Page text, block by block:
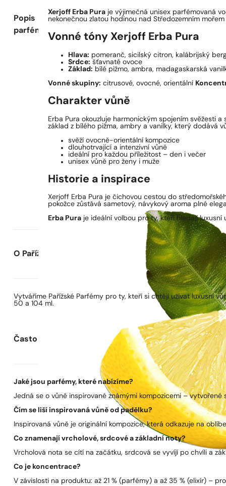
Popis
parfému
Xerjoff Erba Puraje výjimečná unisex parfémovaná
nekonečnou zlatou hodinou nad Středozemním
Vonné tóny Xerjoff Erba Pura
Hlava: pomeranč, sicilský citron, kalábrijský
Srdce: šťavnaté ovoce
Základ: bílé pižmo, ambra, madagaskarská
Vonné skupiny: citrusové, ovocné, orientální
Charakter vůně
Erba Pura okouzluje harmonickým spojením svěžesti
základ z bílého pižma, ambry a vanilky, který dodává
svěží ovocně-orientální kompozice
dlouhotrvající a intenzivní vůně
ideální pro každou příležitost – den i večer
unisex vůně pro ženy i muže
Historie a inspirace
Xerjoff Erba Pura je čichovou cestou do
pokožce zůstává sametový, návykový aroma plné
Erba Puraje ideální volbou pro ty, kteří hledají luxusní
O Pařížských Parfémech
Vytváříme Pařížské Parfémy pro ty, kteří si chtějí užívat luxusní
50 a 104 ml.
Často kladené otázky
Jaké jsou parfémy, které nabízíme?
Jedná se o vůně inspirované známými kompozicemi –
Čím se liší inspirovaná vůně od padělku?
Inspirovaná vůně je originální kompozice, která odkazuje na
Co znamenají vrcholové, srdcové a základní noty?
Vrcholová nota se cítí na začátku, srdcová se vyvíjí po chvíli a
Co je koncentrace?
V závislosti na produktu: až 21 % (parfémy) a až 35 % (elixír) –